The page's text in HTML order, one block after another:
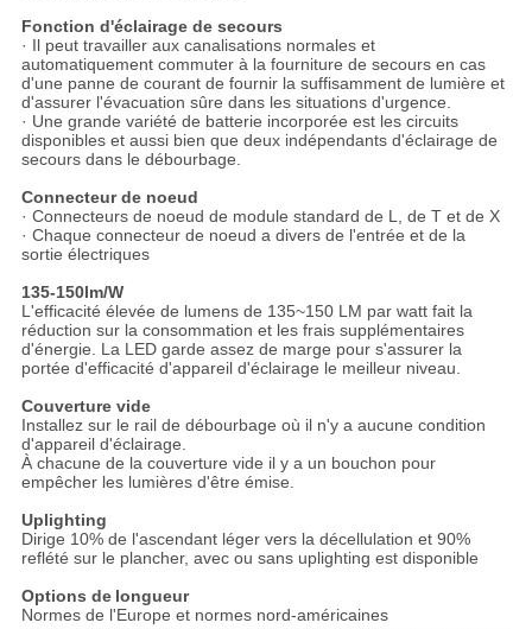
Fonction d'éclairage de secours
· Il peut travailler aux canalisations normales et
automatiquement commuter à la fourniture de secours en cas
d'une panne de courant de fournir la suffisamment de lumière et
d'assurer l'évacuation sûre dans les situations d'urgence.
· Une grande variété de batterie incorporée est les circuits
disponibles et aussi bien que deux indépendants d'éclairage de
secours dans le débourbage.
Connecteur de noeud
· Connecteurs de noeud de module standard de L, de T et de X
· Chaque connecteur de noeud a divers de l'entrée et de la
sortie électriques
135-150lm/W
L'efficacité élevée de lumens de 135~150 LM par watt fait la
réduction sur la consommation et les frais supplémentaires
d'énergie. La LED garde assez de marge pour s'assurer la
portée d'efficacité d'appareil d'éclairage le meilleur niveau.
Couverture vide
Installez sur le rail de débourbage où il n'y a aucune condition
d'appareil d'éclairage.
À chacune de la couverture vide il y a un bouchon pour
empêcher les lumières d'être émise.
Uplighting
Dirige 10% de l'ascendant léger vers la décellulation et 90%
reflété sur le plancher, avec ou sans uplighting est disponible
Options de longueur
Normes de l'Europe et normes nord-américaines